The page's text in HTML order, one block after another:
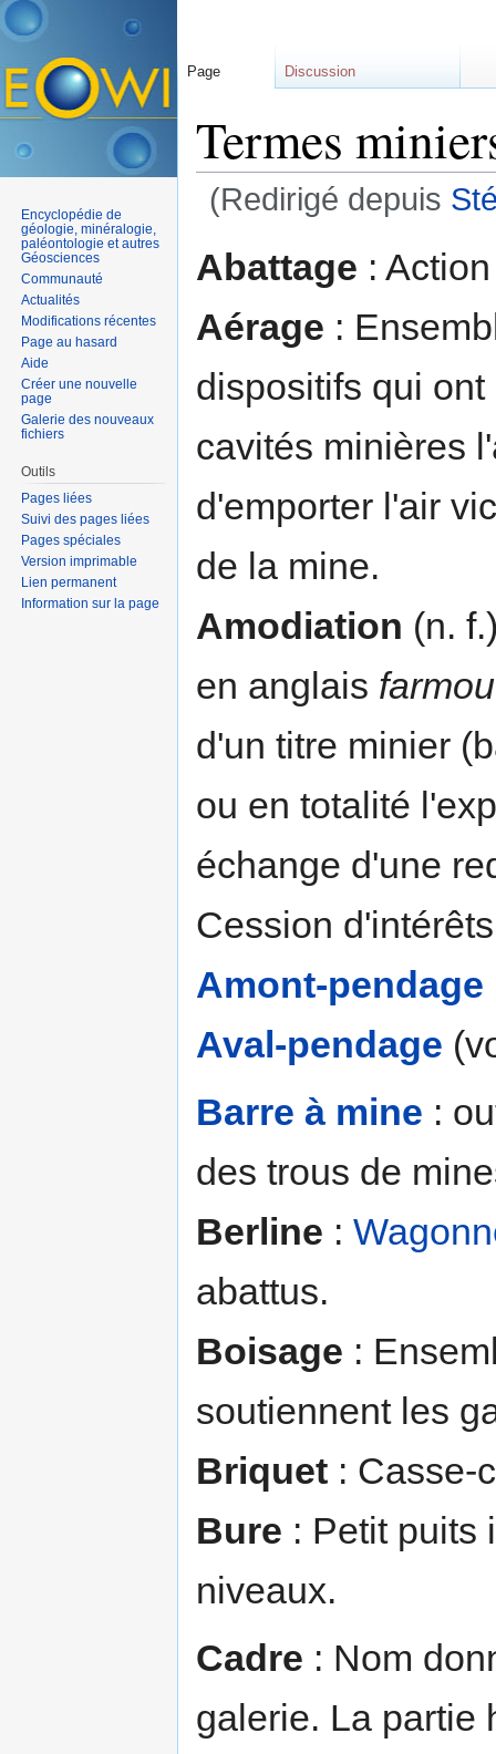
Termes
(Redirigé depuis
Abattage :
Aérage :
dispositifs qui
cavités minières
d'emporter l'air
de la mine.
Amodiation (n.
en anglais
d'un titre minier
ou en totalité
échange d'une
Cession
Amont-pendage
Aval-pendage
Barre à mine :
des trous de
Berline :
abattus.
Boisage :
soutiennent les
Briquet : Casse-
Bure : Petit puits
niveaux.
Cadre : Nom
galerie. La partie
Page Discussion
Encyclopédie de
géologie, minéralogie,
paléontologie et autres
Géosciences
Communauté
Actualités
Modifications récentes
Page au hasard
Aide
Créer une nouvelle
page
Galerie des nouveaux
fichiers
Outils
Pages liées
Suivi des pages liées
Pages spéciales
Version imprimable
Lien permanent
Information sur la page